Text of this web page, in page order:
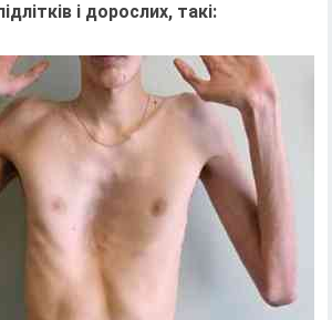
і дорослих, такі: